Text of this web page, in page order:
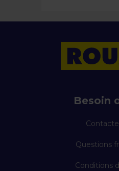
Besoin
Questions
Conditions